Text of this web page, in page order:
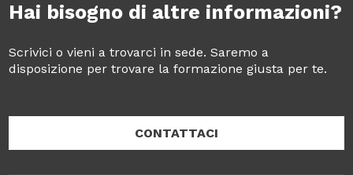
Hai bisogno di altre informazioni?
Scrivici o vieni a trovarci in sede. Saremo a
disposizione per trovare la formazione giusta per te.
CONTATTACI